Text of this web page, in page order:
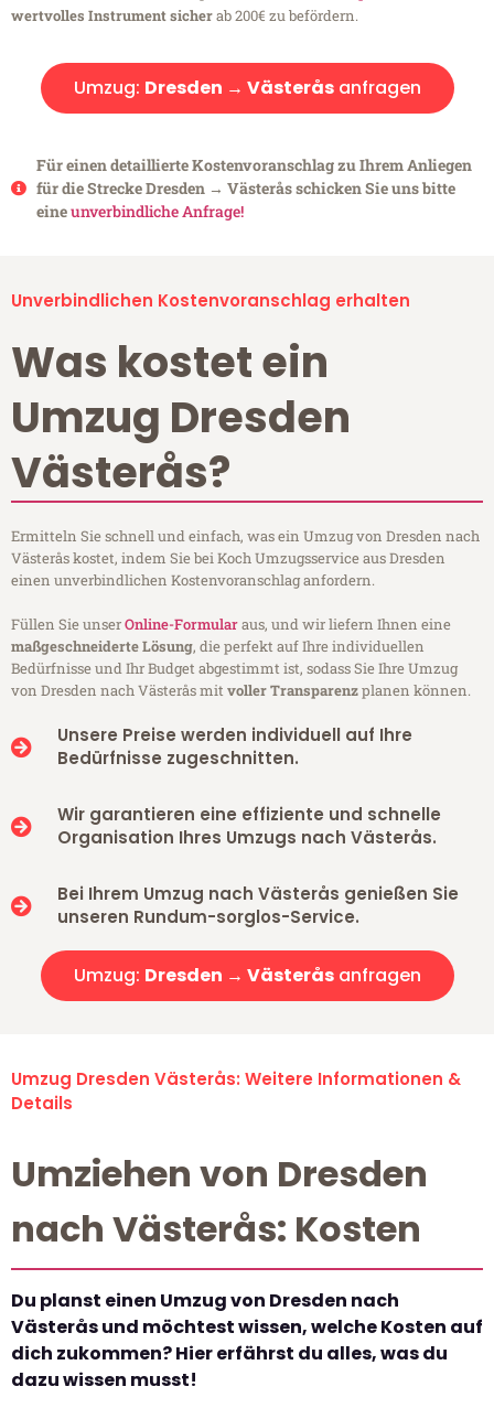
wertvolles Instrument sicherab 200€ zu befördern.
Umzug: Dresden → Västeråsanfragen
Für einen detaillierte Kostenvoranschlag zu Ihrem Anliegen
für die Strecke Dresden → Västerås schicken Sie uns bitte
eineunverbindliche Anfrage!
Unverbindlichen Kostenvoranschlag erhalten
Was kostet ein
Umzug Dresden
Västerås?
Ermitteln Sie schnell und einfach, was ein Umzug von Dresden nach
Västerås kostet, indem Sie bei Koch Umzugsservice aus Dresden
einen unverbindlichen Kostenvoranschlag anfordern.
Füllen Sie unserOnline-Formularaus, und wir liefern Ihnen eine
maßgeschneiderte Lösung, die perfekt auf Ihre individuellen
Bedürfnisse und Ihr Budget abgestimmt ist, sodass Sie Ihre Umzug
von Dresden nach Västerås mitvoller Transparenzplanen können.
Unsere Preise werden individuell auf Ihre
Bedürfnisse zugeschnitten.
Wir garantieren eine effiziente und schnelle
Organisation Ihres Umzugs nach Västerås.
Bei Ihrem Umzug nach Västerås genießen Sie
unseren Rundum-sorglos-Service.
Umzug: Dresden → Västeråsanfragen
Umzug Dresden Västerås: Weitere Informationen &
Details
Umziehen von Dresden
nach Västerås: Kosten
Du planst einen Umzug von Dresden nach
Västerås und möchtest wissen, welche Kosten auf
dich zukommen? Hier erfährst du alles, was du
dazu wissen musst!